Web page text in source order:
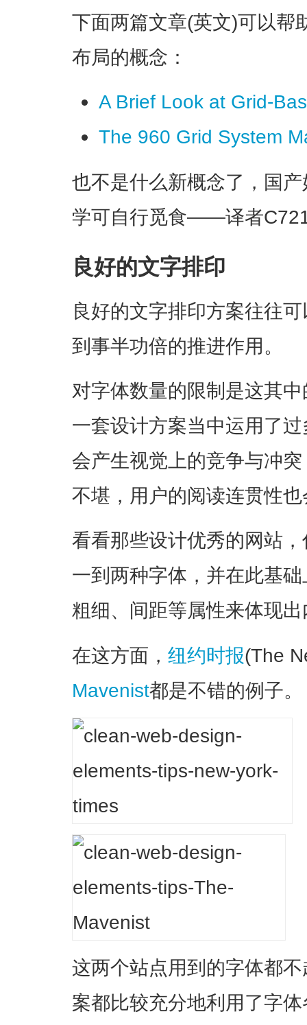
下面两篇文章(英文)可以帮
布局的概念：
A Brief Look at Grid-
The 960 Grid System
也不是什么新概念了，国
学可自行觅食——译者
良好的文字排印
良好的文字排印方案往往
到事半功倍的推进作用。
对字体数量的限制是这其
一套设计方案当中运用了
会产生视觉上的竞争与冲
不堪，用户的阅读连贯性
看看那些设计优秀的网站
一到两种字体，并在此基
粗细、间距等属性来体现
在这方面， 纽约时报(The
Mavenist都是不错的例子。
这两个站点用到的字体都
案都比较充分地利用了字